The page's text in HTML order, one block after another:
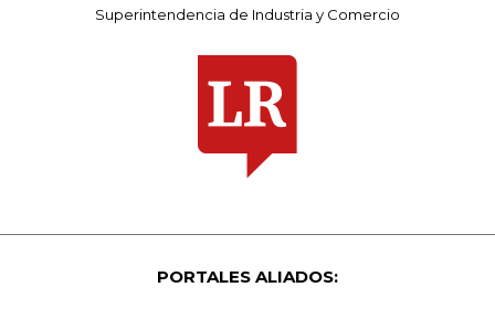
Superintendencia de Industria y Comercio
PORTALES ALIADOS: